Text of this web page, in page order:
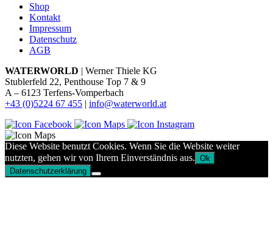
Shop
Kontakt
Impressum
Datenschutz
AGB
WATERWORLD | Werner Thiele KG
Stublerfeld 22, Penthouse Top 7 & 9
A – 6123 Terfens-Vomperbach
+43 (0)5224 67 455 | info@waterworld.at
Diese Website benutzt Cookies. Wenn Sie die Website weiter
nutzten, gehen wir von Ihrem Einverständnis aus. Ok
Datenschutzerklärung